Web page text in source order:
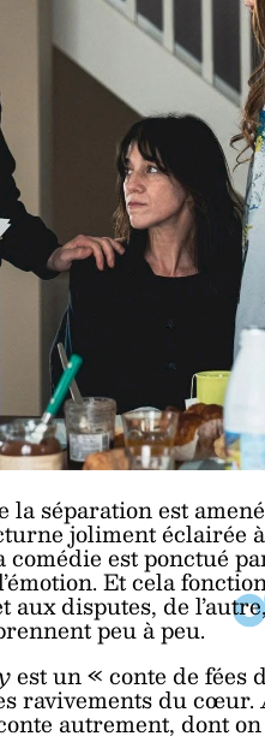
séparation est
joliment éclairée
est ponctué
Et cela
disputes, de
peu à peu.
est un « conte de fées
ravivements du
autrement, dont